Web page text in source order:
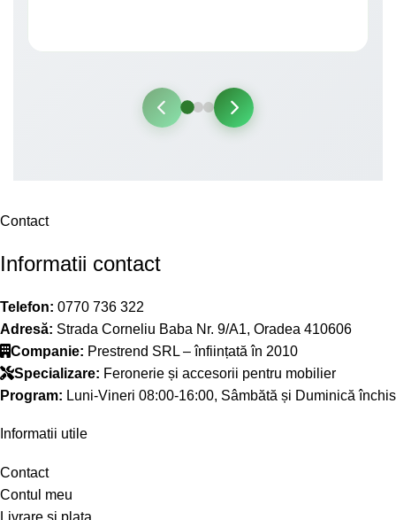
Contact
Informatii contact
Telefon: 0770 736 322
Adresă: Strada Corneliu Baba Nr. 9/A1, Oradea 410606
Companie: Prestrend SRL – înființată în 2010
Specializare: Feronerie și accesorii pentru mobilier
Program: Luni-Vineri 08:00-16:00, Sâmbătă și Duminică închis
Informatii utile
Contact
Contul meu
Livrare si plata